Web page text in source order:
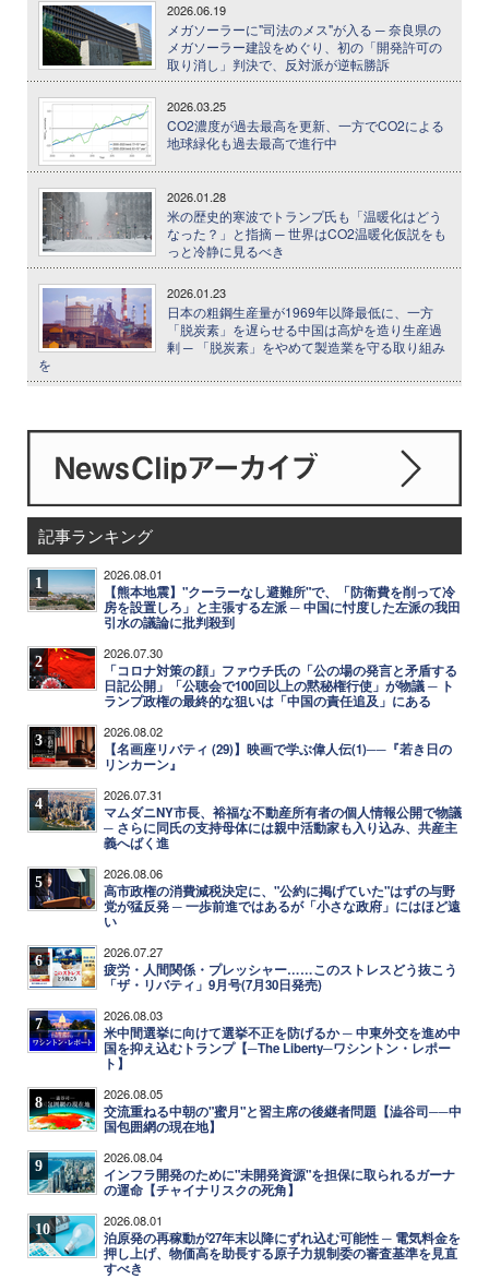
2026.06.19
メガソーラーに"司法のメス"が入る ─ 奈良県の
メガソーラー建設をめぐり、初の「開発許可の
取り消し」判決で、反対派が逆転勝訴
2026.03.25
CO2濃度が過去最高を更新、一方でCO2による
地球緑化も過去最高で進行中
2026.01.28
米の歴史的寒波でトランプ氏も「温暖化はどう
なった？」と指摘 ─ 世界はCO2温暖化仮説をも
っと冷静に見るべき
2026.01.23
日本の粗鋼生産量が1969年以降最低に、一方
「脱炭素」を遅らせる中国は高炉を造り生産過
剰 ─ 「脱炭素」をやめて製造業を守る取り組み
を
記事ランキング
1 2026.08.01
【熊本地震】"クーラーなし避難所"で、「防衛費を削って冷
房を設置しろ」と主張する左派 ─ 中国に忖度した左派の我田
引水の議論に批判殺到
2 2026.07.30
「コロナ対策の顔」ファウチ氏の「公の場の発言と矛盾する
日記公開」「公聴会で100回以上の黙秘権行使」が物議 ─ ト
ランプ政権の最終的な狙いは「中国の責任追及」にある
3 2026.08.02
【名画座リバティ (29)】映画で学ぶ偉人伝(1)──『若き日の
リンカーン』
4 2026.07.31
マムダニNY市長、裕福な不動産所有者の個人情報公開で物議
─ さらに同氏の支持母体には親中活動家も入り込み、共産主
義へばく進
5 2026.08.06
高市政権の消費減税決定に、"公約に掲げていた"はずの与野
党が猛反発 ─ 一歩前進ではあるが「小さな政府」にはほど遠
い
6 2026.07.27
疲労・人間関係・プレッシャー……このストレスどう抜こう
「ザ・リバティ」9月号(7月30日発売)
7 2026.08.03
米中間選挙に向けて選挙不正を防げるか ─ 中東外交を進め中
国を抑え込むトランプ【─The Liberty─ワシントン・レポー
ト】
8 2026.08.05
交流重ねる中朝の"蜜月"と習主席の後継者問題【澁谷司──中
国包囲網の現在地】
9 2026.08.04
インフラ開発のために"未開発資源"を担保に取られるガーナ
の運命【チャイナリスクの死角】
10 2026.08.01
泊原発の再稼動が27年末以降にずれ込む可能性 ─ 電気料金を
押し上げ、物価高を助長する原子力規制委の審査基準を見直
すべき